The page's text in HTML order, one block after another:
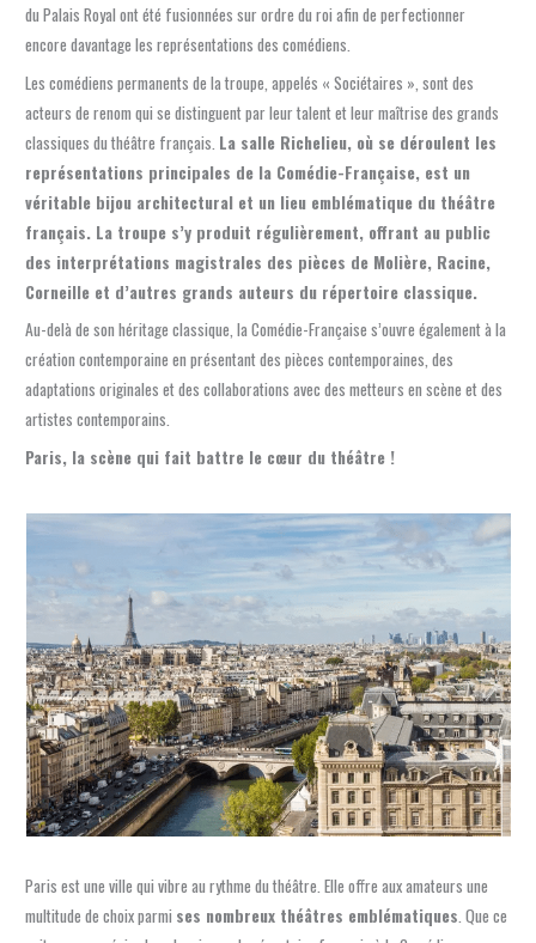
du Palais Royal ont été fusionnées sur ordre du roi afin de perfectionner
encore davantage les représentations des comédiens.
Les comédiens permanents de la troupe, appelés « Sociétaires », sont des
acteurs de renom qui se distinguent par leur talent et leur maîtrise des grands
classiques du théâtre français. La salle Richelieu, où se déroulent les
représentations principales de la Comédie-Française, est un
véritable bijou architectural et un lieu emblématique du théâtre
français. La troupe s’y produit régulièrement, offrant au public
des interprétations magistrales des pièces de Molière, Racine,
Corneille et d’autres grands auteurs du répertoire classique.
Au-delà de son héritage classique, la Comédie-Française s’ouvre également à la
création contemporaine en présentant des pièces contemporaines, des
adaptations originales et des collaborations avec des metteurs en scène et des
artistes contemporains.
Paris, la scène qui fait battre le cœur du théâtre !
Paris est une ville qui vibre au rythme du théâtre. Elle offre aux amateurs une
multitude de choix parmi ses nombreux théâtres emblématiques . Que ce